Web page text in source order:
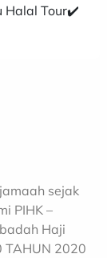
Halal Tour✔️
sejak
PIHK –
Haji
TAHUN 2020